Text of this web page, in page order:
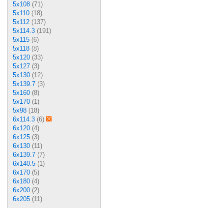
5x108 (71)
5x110 (18)
5x112 (137)
5x114.3 (191)
5x115 (6)
5x118 (8)
5x120 (33)
5x127 (3)
5x130 (12)
5x139.7 (3)
5x160 (8)
5x170 (1)
5x98 (18)
6x114.3 (6)
6x120 (4)
6x125 (3)
6x130 (11)
6x139.7 (7)
6x140.5 (1)
6x170 (5)
6x180 (4)
6x200 (2)
6x205 (11)